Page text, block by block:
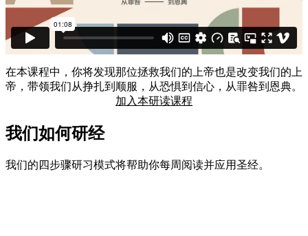
在本课程中，你将发现那位拯救我们的上帝也是改变我们的上
帝，带领我们从挣扎到顺服，从恐惧到信心，从罪咎到恩典。
加入本研读课程
我们如何研经
我们的四步骤研习模式将帮助你每周阅读并应用圣经。